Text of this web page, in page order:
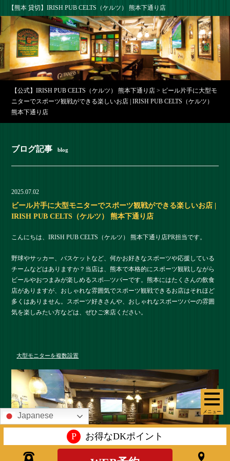
【熊本 貸切】IRISH PUB CELTS（ケルツ） 熊本下通り店
メニュー
【公式】IRISH PUB CELTS（ケルツ） 熊本下通り店 > ビール片手に大型モ
ニターでスポーツ観戦ができる楽しいお店 | IRISH PUB CELTS（ケルツ）
熊本下通り店
ブログ記事 blog
2025.07.02
ビール片手に大型モニターでスポーツ観戦ができる楽しいお店 |
IRISH PUB CELTS（ケルツ） 熊本下通り店
こんにちは、IRISH PUB CELTS（ケルツ） 熊本下通り店PR担当です。
野球やサッカー、バスケットなど、何かお好きなスポーツや応援している
チームなどはありますか？当店は、熊本で本格的にスポーツ観戦しながら
ビールやおつまみが楽しめるスポ―ツバーです。熊本にはたくさんの飲食
店がありますが、おしゃれな雰囲気でスポーツ観戦できるお店はそれほど
多くはありません。スポーツ好きさんや、おしゃれなスポーツバーの雰囲
気を楽しみたい方などは、ぜひご来店ください。
大型モニターを複数設置
Japanese
P お得なDKポイント